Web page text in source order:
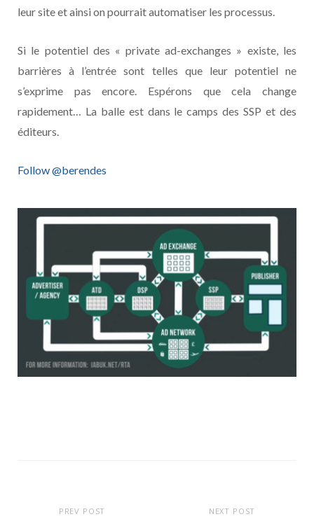
leur site et ainsi on pourrait automatiser les processus.
Si le potentiel des « private ad-exchanges » existe, les
barrières à l’entrée sont telles que leur potentiel ne
s’exprime pas encore. Espérons que cela change
rapidement… La balle est dans le camps des SSP et des
éditeurs.
Follow @berendes
PREV POST NEXT POST